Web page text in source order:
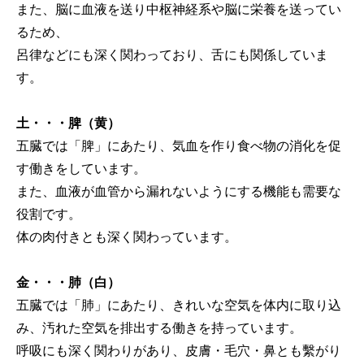
また、脳に血液を送り中枢神経系や脳に栄養を送ってい
るため、
呂律などにも深く関わっており、舌にも関係していま
す。
土・・・脾（黄）
五臓では「脾」にあたり、気血を作り食べ物の消化を促
す働きをしています。
また、血液が血管から漏れないようにする機能も需要な
役割です。
体の肉付きとも深く関わっています。
金・・・肺（白）
五臓では「肺」にあたり、きれいな空気を体内に取り込
み、汚れた空気を排出する働きを持っています。
呼吸にも深く関わりがあり、皮膚・毛穴・鼻とも繫がり